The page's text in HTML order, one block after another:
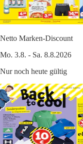
Netto Marken-Discount
Mo. 3.8. - Sa. 8.8.2026
Nur noch heute gültig